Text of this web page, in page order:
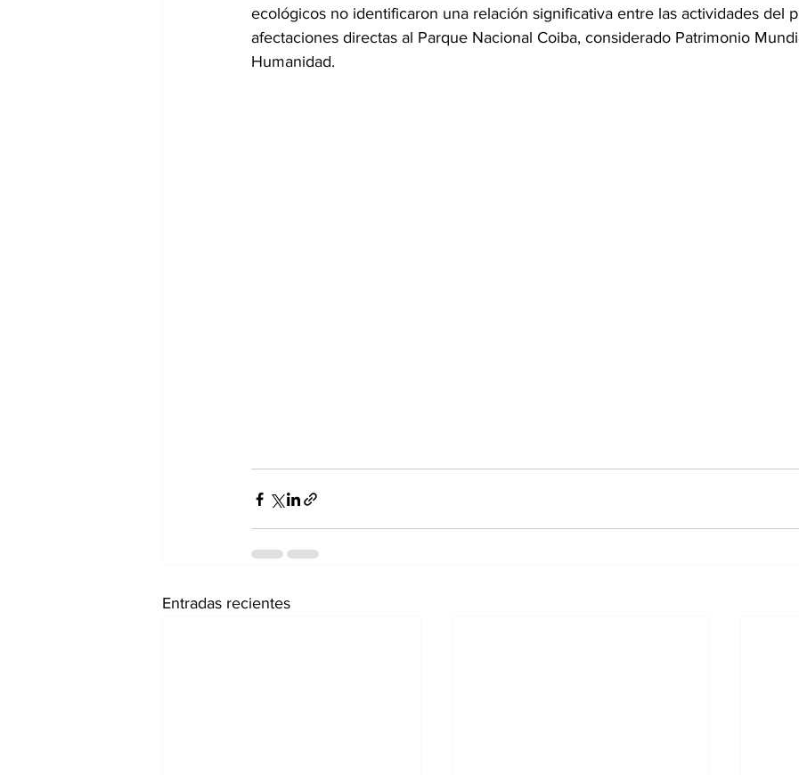
ecológicos no identificaron una relación significativa entre las actividades del
afectaciones directas al Parque Nacional Coiba, considerado Patrimonio
Humanidad.
Entradas recientes